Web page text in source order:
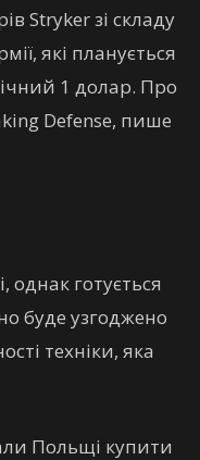
Stryker зі складу
які планується
1 долар. Про
Defense, пише
однак готується
буде узгоджено
техніки, яка
Польщі купити